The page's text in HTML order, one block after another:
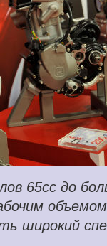
65cc до
широкий